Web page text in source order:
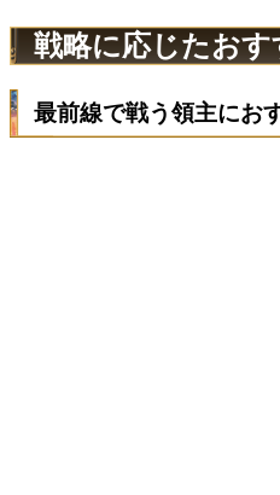
戦略に応じたおす
最前線で戦う領主にお